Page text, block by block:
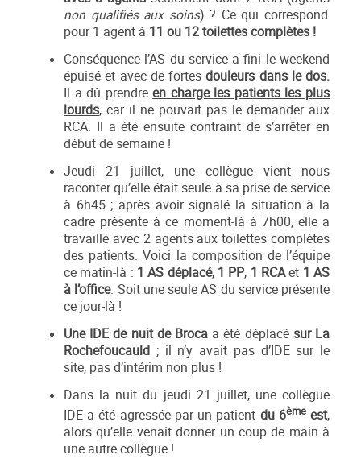
non qualifiés aux soins) ? Ce qui correspond
pour 1 agent à 11 ou 12 toilettes complètes !
Conséquence l’AS du service a fini le weekend
épuisé et avec de fortesdouleurs dans le dos.
Il a dû prendreen charge les patients les plus
lourds, car il ne pouvait pas le demander aux
RCA. Il a été ensuite contraint de s’arrêter en
début de semaine !
Jeudi 21 juillet, une collègue vient nous
raconter qu’elle était seule à sa prise de service
à 6h45 ; après avoir signalé la situation à la
cadre présente à ce moment-là à 7h00, elle a
travaillé avec 2 agents aux toilettes complètes
des patients. Voici la composition de l’équipe
ce matin-là : 1 AS déplacé, 1 PP, 1 RCAet 1 AS
à l’office. Soit une seule AS du service présente
ce jour-là !
Une IDE de nuit de Broca a été déplacé sur La
Rochefoucauld ; il n’y avait pas d’IDE sur le
site, pas d’intérim non plus !
Dans la nuit du jeudi 21 juillet, une collègue
IDE a été agressée par un patient du 6ème est,
alors qu’elle venait donner un coup de main à
une autre collègue !